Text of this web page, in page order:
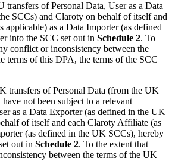
transfers of Personal Data, User as a Data
SCCs) and Claroty on behalf of itself and
applicable) as a Data Importer (as defined
into the SCC set out in Schedule 2. To
conflict or inconsistency between the
terms of this DPA, the terms of the SCC
transfers of Personal Data (from the UK
not been subject to a relevant
as a Data Exporter (as defined in the UK
of itself and each Claroty Affiliate (as
(as defined in the UK SCCs), hereby
out in Schedule 2. To the extent that
between the terms of the UK